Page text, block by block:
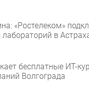
«Ростелеком»
лабораторий в
бесплатные ИТ-
Волгограда